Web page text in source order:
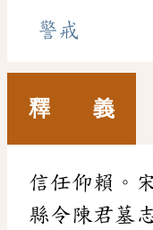
警戒
釋 義
信任仰賴。
縣令陳君墓